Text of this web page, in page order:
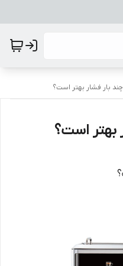
بار فشار بهتر است؟
بهتر است؟